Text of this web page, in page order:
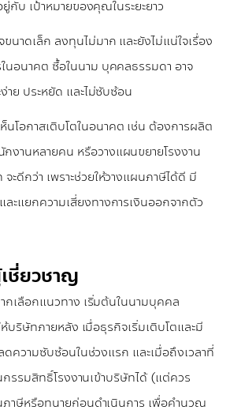
กับ เป้าหมายของคุณในระยะยาว
นาดเล็ก ลงทุนไม่มาก และยังไม่แน่ใจเรื่อง
นอนาคต ซื้อในนาม บุคคลธรรมดา อาจ
ง่าย ประหยัด และไม่ซับซ้อน
โอกาสเติบโตในอนาคต เช่น ต้องการผลิต
งานหลายคน หรือวางแผนขยายโรงงาน
ะดีกว่า เพราะช่วยให้วางแผนภาษีได้ดี มี
ละแยกความเสี่ยงทางการเงินออกจากตัว
ชี่ยวชาญ
กเลือกแนวทาง เริ่มต้นในนามบุคคล
บริษัทภายหลัง เมื่อธุรกิจเริ่มเติบโตและมี
ความซับซ้อนในช่วงแรก และเมื่อถึงเวลาที่
กรรมสิทธิ์โรงงานเข้าบริษัทได้ (แต่ควร
าษีหรือทนายก่อนดำเนินการ เพื่อคำนวณ